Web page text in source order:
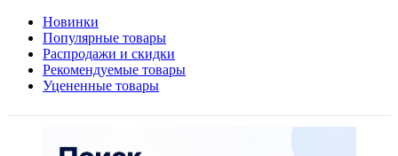
Новинки
Популярные товары
Распродажи и скидки
Рекомендуемые товары
Уцененные товары